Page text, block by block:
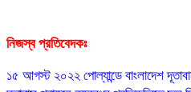
নিজস্ব প্রতিবেদকঃ
১৫ আগস্ট ২০২২ পোল্যান্ডে বাংলাদেশ